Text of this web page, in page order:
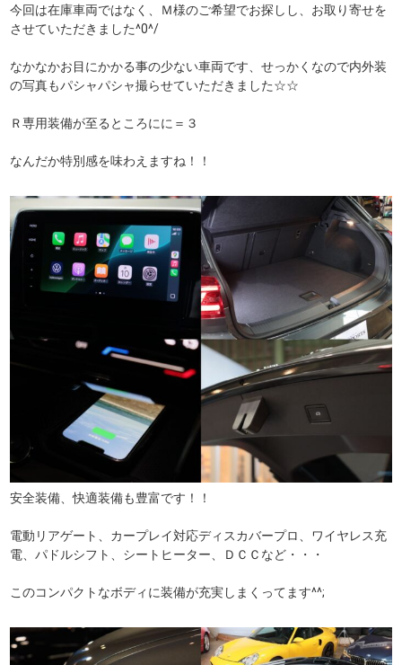
今回は在庫車両ではなく、Ｍ様のご希望でお探しし、お取り寄せを
させていただきました^0^/
なかなかお目にかかる事の少ない車両です、せっかくなので内外装
の写真もパシャパシャ撮らせていただきました☆☆
Ｒ専用装備が至るところにに＝３
なんだか特別感を味わえますね！！
安全装備、快適装備も豊富です！！
電動リアゲート、カープレイ対応ディスカバープロ、ワイヤレス充
電、パドルシフト、シートヒーター、ＤＣＣなど・・・
このコンパクトなボディに装備が充実しまくってます^^;